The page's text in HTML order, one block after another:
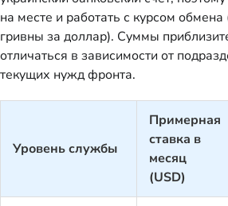
на месте и работать с курсом
гривны за доллар). Суммы
отличаться в зависимости от
текущих нужд фронта.
Уровень службы
Примерная
ставка в
месяц
(USD)